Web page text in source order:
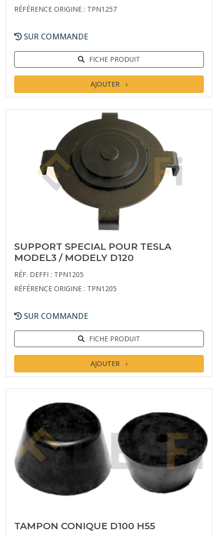
RÉFÉRENCE ORIGINE : TPN1257
SUR COMMANDE
FICHE PRODUIT
AJOUTER
SUPPORT SPECIAL POUR TESLA
MODEL3 / MODELY D120
RÉF. DEFFI : TPN1205
RÉFÉRENCE ORIGINE : TPN1205
SUR COMMANDE
FICHE PRODUIT
AJOUTER
TAMPON CONIQUE D100 H55